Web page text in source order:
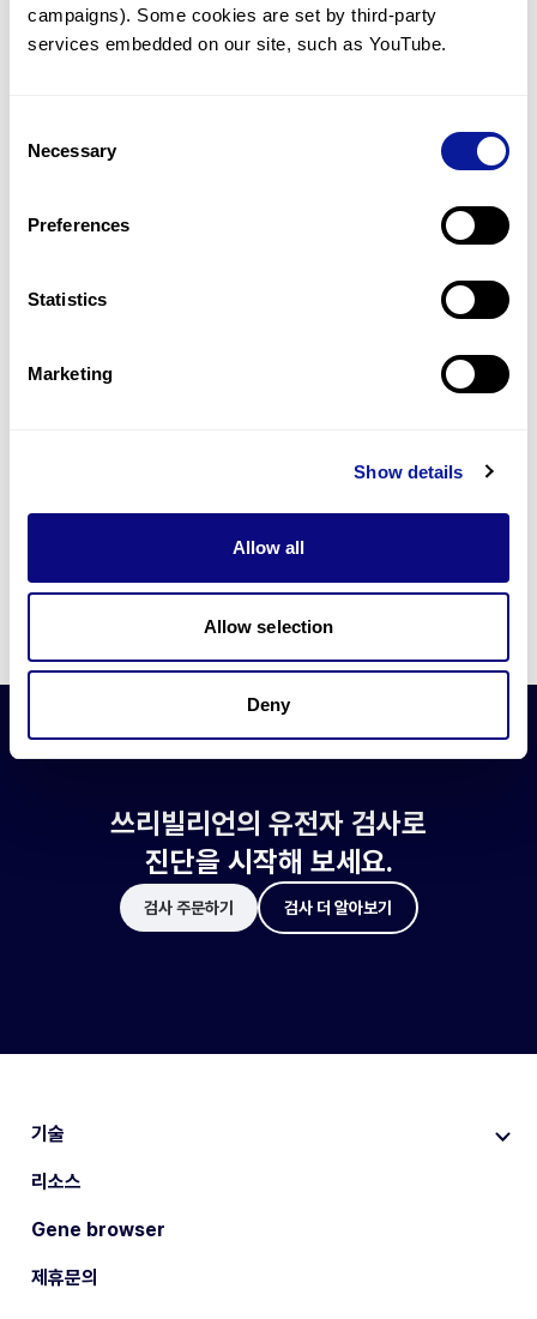
campaigns). Some cookies are set by third-party
services embedded on our site, such as YouTube.
Selection
Necessary
Preferences
Statistics
Marketing
Show details
Allow all
Allow selection
Deny
문의하기
미진단된 경우에 재분석을 통해 후속 케어를 받을 수 있습니다.
최신 유전학 정보 제공
블로그와 뉴스레터를 통해 최신 유전학 정보를 제공해 드립니다.
쓰리빌리언은 유전자 진단에 필요한 여러 기술의 개발과 도입에 힘쓰고 있습니
더 정확한 변이 해석과 높은 진단율을 위한 쓰리빌리언의 기술에 대해 알아보
쓰리빌리언의 유전자 검사로
진단을 시작해 보세요.
검사 주문하기 검사 더 알아보기
기술
리소스
Gene browser
제휴문의